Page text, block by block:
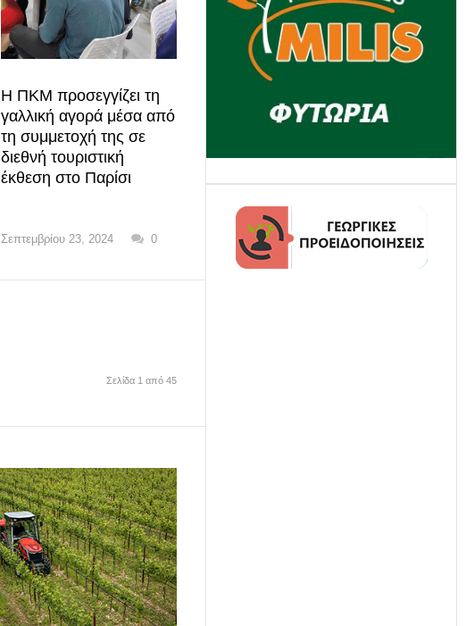
Η ΠΚΜ προσεγγίζει τη
γαλλική αγορά μέσα από
τη συμμετοχή της σε
διεθνή τουριστική
έκθεση στο Παρίσι
Σεπτεμβρίου 23, 2024 0
Σελίδα 1 από 45